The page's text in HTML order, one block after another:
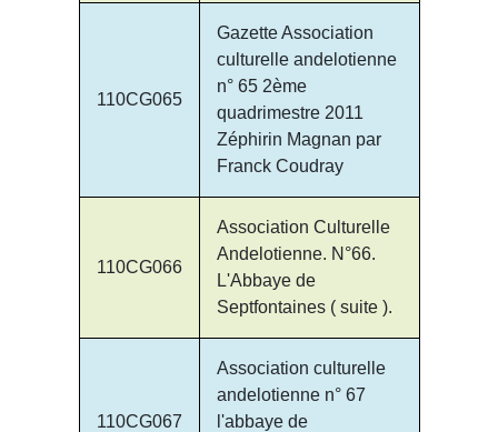
110CG065
Gazette Association
culturelle andelotienne
n° 65 2ème
quadrimestre 2011
Zéphirin Magnan par
Franck Coudray
110CG066
Association Culturelle
Andelotienne. N°66.
L'Abbaye de
Septfontaines ( suite ).
110CG067
Association culturelle
andelotienne n° 67
l'abbaye de